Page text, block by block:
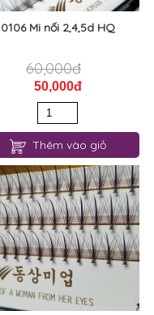
0106 Mi nối 2,4,5d HQ
60,000đ
50,000đ
Thêm vào giỏ